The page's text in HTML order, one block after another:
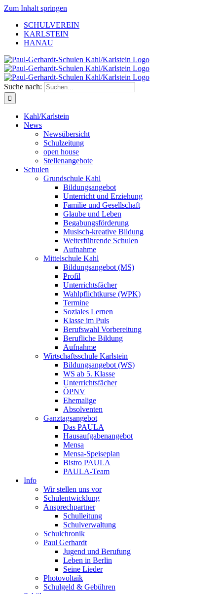
Zum Inhalt springen
SCHULVEREIN
KARLSTEIN
HANAU
Suche nach:
Kahl/Karlstein
News
Newsübersicht
Schulzeitung
open house
Stellenangebote
Schulen
Grundschule Kahl
Bildungsangebot
Unterricht und Erziehung
Familie und Gesellschaft
Glaube und Leben
Begabungsförderung
Musisch-kreative Bildung
Weiterführende Schulen
Aufnahme
Mittelschule Kahl
Bildungsangebot (MS)
Profil
Unterrichtsfächer
Wahlpflichtkurse (WPK)
Termine
Soziales Lernen
Klasse im Puls
Berufswahl Vorbereitung
Berufliche Bildung
Aufnahme
Wirtschaftsschule Karlstein
Bildungsangebot (WS)
WS ab 5. Klasse
Unterrichtsfächer
ÖPNV
Ehemalige
Absolventen
Ganztagsangebot
Das PAULA
Hausaufgabenangebot
Mensa
Mensa-Speiseplan
Bistro PAULA
PAULA-Team
Info
Wir stellen uns vor
Schulentwicklung
Ansprechpartner
Schulleitung
Schulverwaltung
Schulchronik
Paul Gerhardt
Jugend und Berufung
Leben in Berlin
Seine Lieder
Photovoltaik
Schulgeld & Gebühren